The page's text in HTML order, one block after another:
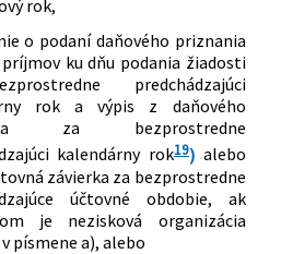
rok,
o podaní daňového priznania
ku dňu podania žiadosti
predchádzajúci
rok a výpis z daňového
za bezprostredne
kalendárny rok19) alebo
závierka za bezprostredne
účtovné obdobie, ak
je nezisková organizácia
písmene a), alebo